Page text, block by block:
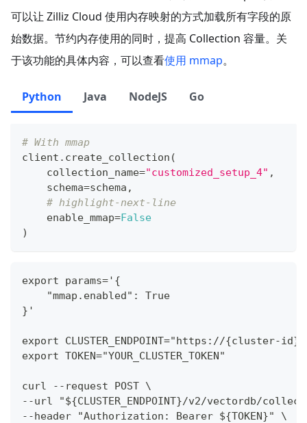
可以让 Zilliz Cloud 使用内存映射的方式加载所有字段的原
始数据。节约内存使用的同时，提高 Collection 容量。关
于该功能的具体内容，可以查看使用 mmap。
Python Java NodeJS Go
# With mmap
client . create_collection (
    collection_name
="customized_setup_4" ,
    schema
=schema ,
# highlight-next-line
    enable_mmap
=False
)
export params='{
    "mmap.enabled": True
}'
export CLUSTER_ENDPOINT="https://
export TOKEN="YOUR_CLUSTER_TOKEN"
curl --request POST \
--url "${CLUSTER_ENDPOINT}/v2/vectordb/
--header "Authorization: Bearer ${TOKEN}" \